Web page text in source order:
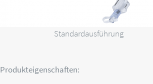
Standardausführung
Produkteigenschaften: